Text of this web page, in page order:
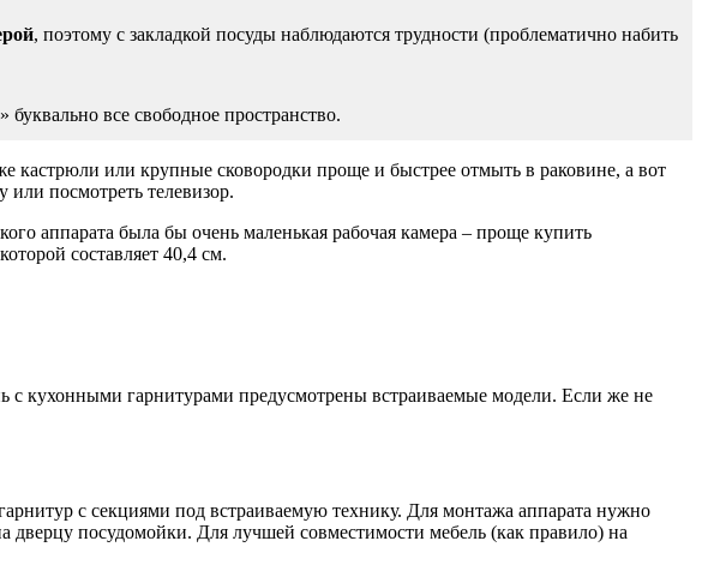
, поэтому с закладкой посуды наблюдаются трудности (проблематично набить
все свободное пространство.
или крупные сковородки проще и быстрее отмыть в раковине, а вот
посмотреть телевизор.
аппарата была бы очень маленькая рабочая камера – проще купить
составляет 40,4 см.
с кухонными гарнитурами предусмотрены встраиваемые модели. Если же не
с секциями под встраиваемую технику. Для монтажа аппарата нужно
посудомойки. Для лучшей совместимости мебель (как правило) на